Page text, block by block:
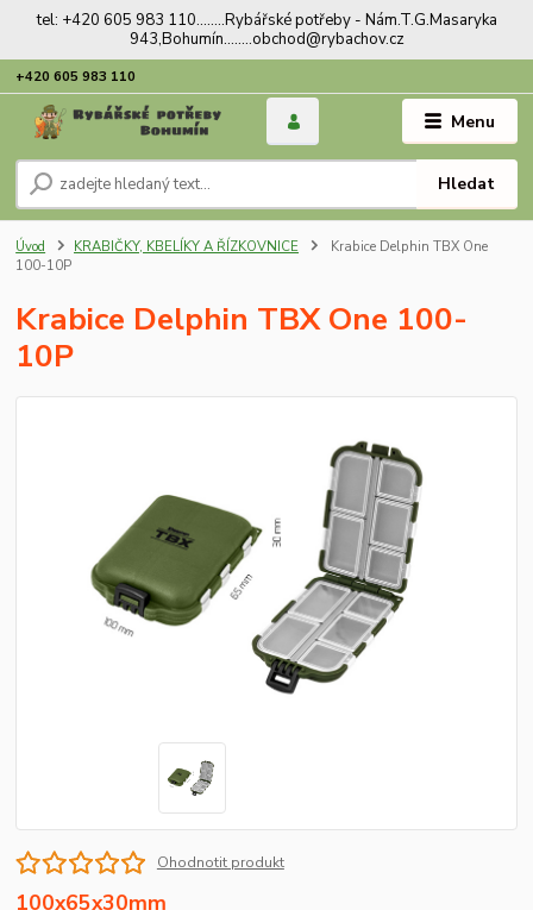
tel: +420 605 983 110........Rybářské potřeby - Nám.T.G.Masaryka
943,Bohumín........obchod@rybachov.cz
Menu
Hledat
+420 605 983 110
Úvod KRABIČKY, KBELÍKY A ŘÍZKOVNICE
Krabice Delphin TBX One
100-10P
Krabice Delphin TBX One 100-
10P
Ohodnotit produkt
100x65x30mm